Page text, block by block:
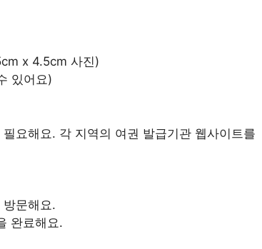
x 4.5cm 사진)
있어요)
요해요. 각 지역의 여권 발급기관 웹사이트를
문해요.
완료해요.